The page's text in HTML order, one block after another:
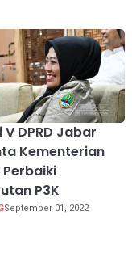
V DPRD Jabar
Kementerian
Perbaiki
P3K
September 01, 2022